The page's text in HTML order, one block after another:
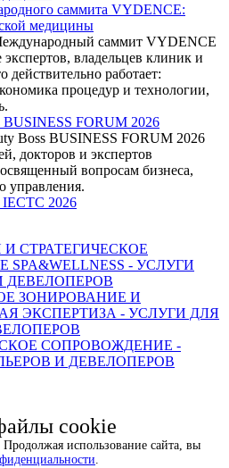
саммита VYDENCE:
медицины
саммит VYDENCE
владельцев клиник и
действительно работает:
процедур и технологии,
BUSINESS FORUM 2026
Boss BUSINESS FORUM 2026
докторов и экспертов
вопросам бизнеса,
управления.
2026
СТРАТЕГИЧЕСКОЕ
- УСЛУГИ
ДЕВЕЛОПЕРОВ
ЗОНИРОВАНИЕ И
ЭКСПЕРТИЗА - УСЛУГИ ДЛЯ
СОПРОВОЖДЕНИЕ -
И ДЕВЕЛОПЕРОВ
cookie
использование сайта, вы